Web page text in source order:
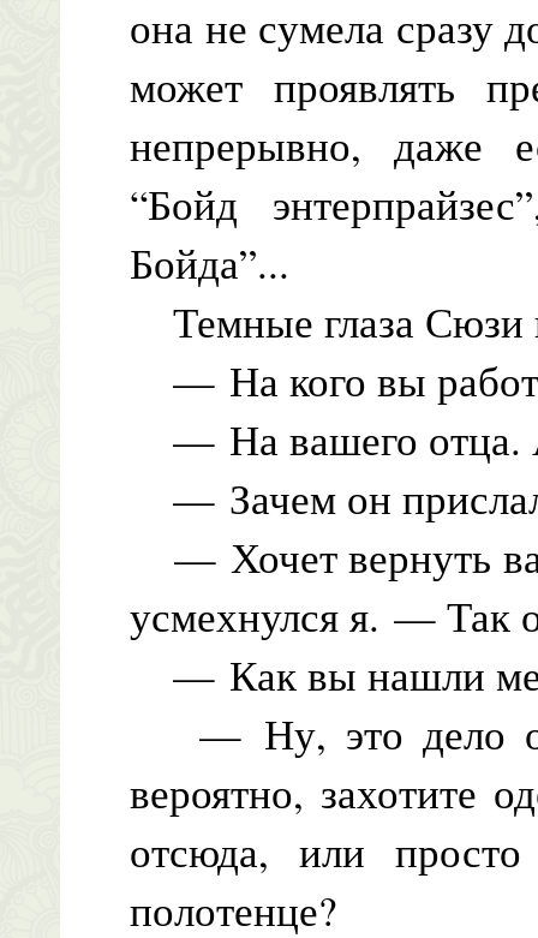
она не сумела сразу
может проявлять
непрерывно, даже
“Бойд
Бойда”...
Темные глаза Сюзи
— На кого вы
— На вашего отца.
— Зачем он
— Хочет вернуть
усмехнулся я. — Так
— Как вы нашли
— Ну, это дело
вероятно, захотите
отсюда, или
полотенце?